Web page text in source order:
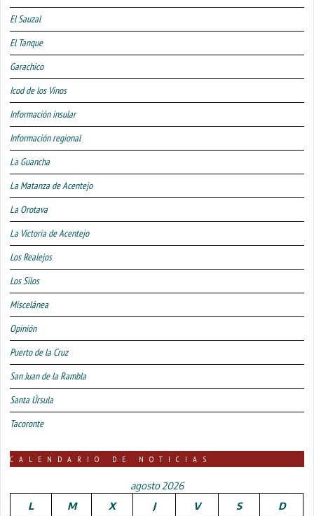
El Sauzal
El Tanque
Garachico
Icod de los Vinos
Información insular
Información regional
La Guancha
La Matanza de Acentejo
La Orotava
La Victoria de Acentejo
Los Realejos
Los Silos
Miscelánea
Opinión
Puerto de la Cruz
San Juan de la Rambla
Santa Úrsula
Tacoronte
CALENDARIO DE NOTICIAS
agosto 2026
L
M X J V S D